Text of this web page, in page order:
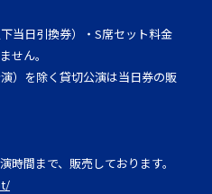
当日引換券）・S席セット料金
せん。
） を除く貸切公演は当日券の販
時間まで、販売しております。